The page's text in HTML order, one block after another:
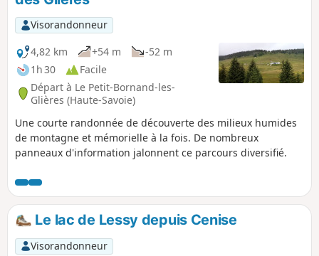
l'endroit où étaient entreposés le matériel et
l'infirmerie.
Visorandonneur
4,82 km
+54 m
-52 m
1h 30
Facile
Départ à Le Petit-Bornand-les-
Glières (Haute-Savoie)
Une courte randonnée de découverte des milieux humides
de montagne et mémorielle à la fois. De nombreux
panneaux d'information jalonnent ce parcours diversifié.
Le lac de Lessy depuis Cenise
Visorandonneur